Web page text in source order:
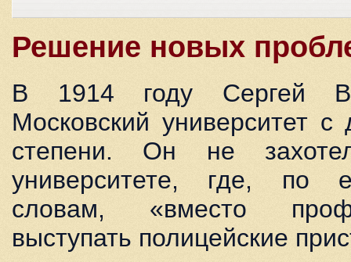
Решение новых
В 1914 году Сергей
Московский университет
степени. Он не
университете, где, по
словам, «вместо
выступать полицейские